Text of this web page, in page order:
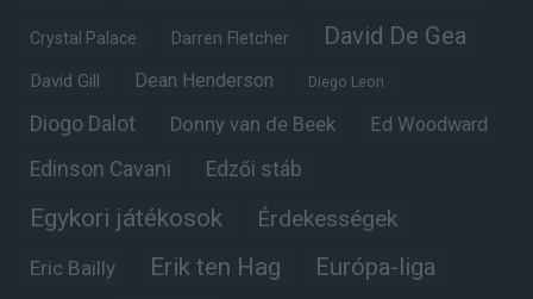
Crystal Palace Darren Fletcher David De Gea
David Gill Dean Henderson Diego Leon
Diogo Dalot Donny van de Beek Ed Woodward
Edinson Cavani Edzői stáb
Egykori játékosok Érdekességek
Eric Bailly Erik ten Hag Európa-liga